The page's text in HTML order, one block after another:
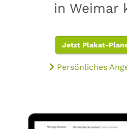
in Weimar
Jetzt Plakat-
Persönliches